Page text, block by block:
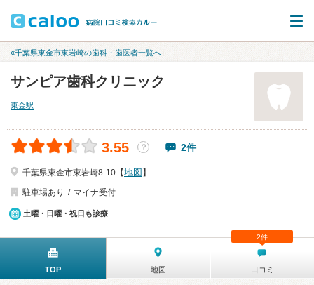
«千葉県東金市東岩崎の歯科・歯医者一覧へ
サンピア歯科クリニック
東金駅
3.55 ？ 2件
千葉県東金市東岩崎8-10【地図 】
駐車場あり
マイナ受付
土曜・日曜・祝日も診療
TOP 地図 口コミ
2件